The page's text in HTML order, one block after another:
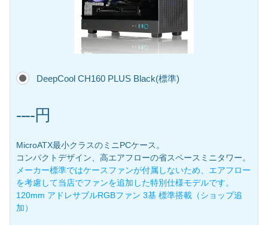
DeepCool CH160 PLUS Black(標準)
----円
MicroATX最小クラスのミニPCケース。
コンパクトデザイン、高エアフローの省スペースミニタワー。
メーカー標準ではケースファンが付属しないため、エアフロー
を考慮して当店でファンを追加した特別仕様モデルです。
120mm アドレサブルRGBファン 3基 標準搭載（ショップ追
加）